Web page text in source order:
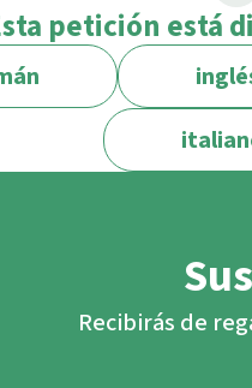
petición está
Recibirás de